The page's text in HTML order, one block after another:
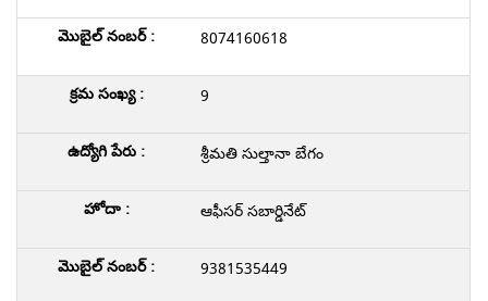
8074160618
9
శ్రీమతి సుల్తానా బేగం
ఆఫీసర్ సబార్డినేట్
9381535449